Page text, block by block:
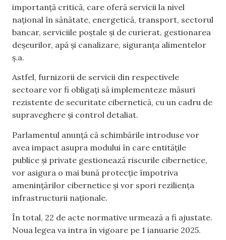
importanță critică, care oferă servicii la nivel
național în sănătate, energetică, transport, sectorul
bancar, serviciile poștale și de curierat, gestionarea
deșeurilor, apă și canalizare, siguranța alimentelor
ș.a.
Astfel, furnizorii de servicii din respectivele
sectoare vor fi obligați să implementeze măsuri
rezistente de securitate cibernetică, cu un cadru de
supraveghere și control detaliat.
Parlamentul anunță că schimbările introduse vor
avea impact asupra modului în care entitățile
publice și private gestionează riscurile cibernetice,
vor asigura o mai bună protecție împotriva
amenințărilor cibernetice și vor spori reziliența
infrastructurii naționale.
În total, 22 de acte normative urmează a fi ajustate.
Noua legea va intra în vigoare pe 1 ianuarie 2025.